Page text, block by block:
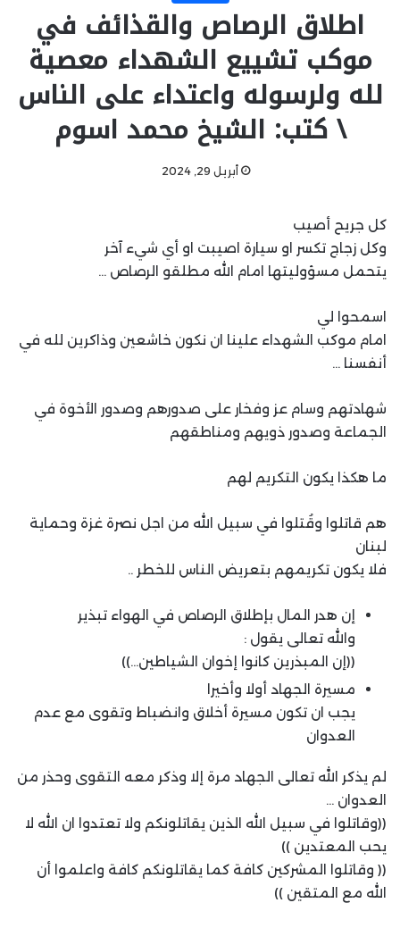
اطلاق الرصاص والقذائف في
موكب تشييع الشهداء معصية
لله ولرسوله واعتداء على الناس
\ كتب: الشيخ محمد اسوم
أبريل 29, 2024
كل جريح أصيب
وكل زجاج تكسر او سيارة اصيبت او أي شيء آخر
يتحمل مسؤوليتها امام الله مطلقو الرصاص …
اسمحوا لي
امام موكب الشهداء علينا ان نكون خاشعين وذاكرين لله في
أنفسنا …
شهادتهم وسام عز وفخار على صدورهم وصدور الأخوة في
الجماعة وصدور ذويهم ومناطقهم
ما هكذا يكون التكريم لهم
هم قاتلوا وقُتلوا في سبيل الله من اجل نصرة غزة وحماية
لبنان
فلا يكون تكريمهم بتعريض الناس للخطر ..
إن هدر المال بإطلاق الرصاص في الهواء تبذير
والله تعالى يقول :
((إن المبذرين كانوا إخوان الشياطين…))
مسيرة الجهاد أولا وأخيرا
يجب ان تكون مسيرة أخلاق وانضباط وتقوى مع عدم
العدوان
لم يذكر الله تعالى الجهاد مرة إلا وذكر معه التقوى وحذر من
العدوان …
((وقاتلوا في سبيل الله الذين يقاتلونكم ولا تعتدوا ان الله لا
يحب المعتدين ))
(( وقاتلوا المشركين كافة كما يقاتلونكم كافة واعلموا أن
الله مع المتقين ))